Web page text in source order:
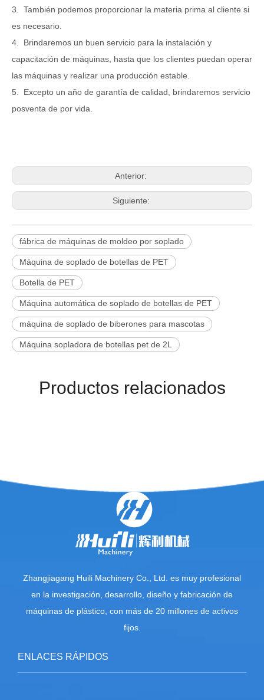
3. También podemos proporcionar la materia prima al cliente si
es necesario.
4. Brindaremos un buen servicio para la instalación y
capacitación de máquinas, hasta que los clientes puedan operar
las máquinas y realizar una producción estable.
5. Excepto un año de garantía de calidad, brindaremos servicio
posventa de por vida.
Anterior:
Siguiente:
fábrica de máquinas de moldeo por soplado
Máquina de soplado de botellas de PET
Botella de PET
Máquina automática de soplado de botellas de PET
máquina de soplado de biberones para mascotas
Máquina sopladora de botellas pet de 2L
Productos relacionados
Zhangjiagang Huili Machinery Co., Ltd. es muy profesional
en la investigación, desarrollo, diseño y fabricación de
máquinas de plástico, con más de 20 millones de activos
fijos.
ENLACES RÁPIDOS